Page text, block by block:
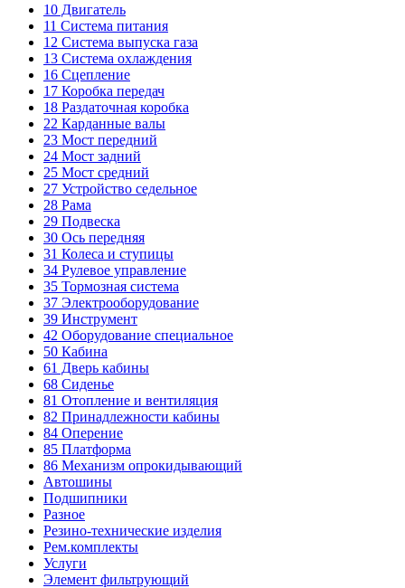
10 Двигатель
11 Система питания
12 Система выпуска газа
13 Система охлаждения
16 Сцепление
17 Коробка передач
18 Раздаточная коробка
22 Карданные валы
23 Мост передний
24 Мост задний
25 Мост средний
27 Устройство седельное
28 Рама
29 Подвеска
30 Ось передняя
31 Колеса и ступицы
34 Рулевое управление
35 Тормозная система
37 Электрооборудование
39 Инструмент
42 Оборудование специальное
50 Кабина
61 Дверь кабины
68 Сиденье
81 Отопление и вентиляция
82 Принадлежности кабины
84 Оперение
85 Платформа
86 Механизм опрокидывающий
Автошины
Подшипники
Разное
Резино-технические изделия
Рем.комплекты
Услуги
Элемент фильтрующий